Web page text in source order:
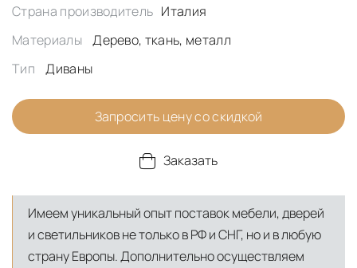
Страна производитель Италия
Материалы
Дерево, ткань, металл
Тип
Диваны
Запросить цену со скидкой
Заказать
Имеем уникальный опыт поставок мебели, дверей
и светильников не только в РФ и СНГ, но и в любую
страну Европы. Дополнительно осуществляем